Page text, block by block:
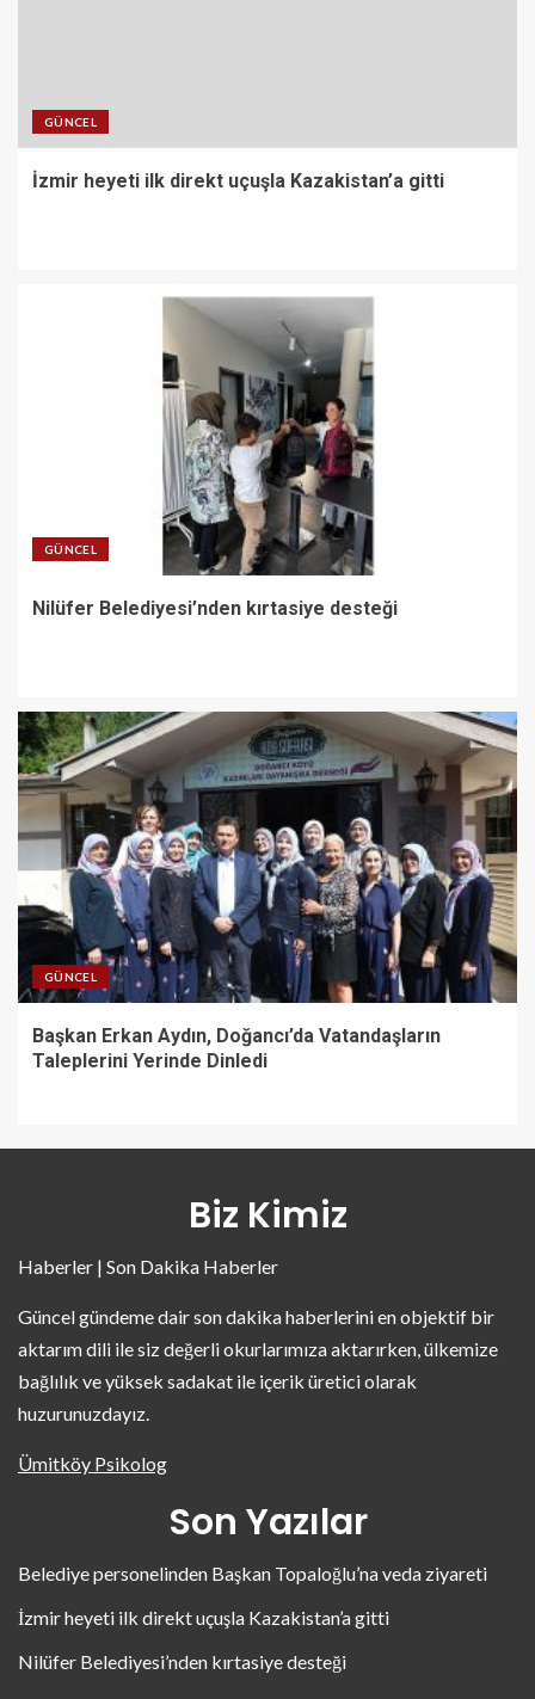
GÜNCEL
İzmir heyeti ilk direkt uçuşla Kazakistan’a gitti
GÜNCEL
Nilüfer Belediyesi’nden kırtasiye desteği
GÜNCEL
Başkan Erkan Aydın, Doğancı’da Vatandaşların
Taleplerini Yerinde Dinledi
Biz Kimiz
Haberler | Son Dakika Haberler
Güncel gündeme dair son dakika haberlerini en objektif bir
aktarım dili ile siz değerli okurlarımıza aktarırken, ülkemize
bağlılık ve yüksek sadakat ile içerik üretici olarak
huzurunuzdayız.
Ümitköy Psikolog
Son Yazılar
Belediye personelinden Başkan Topaloğlu’na veda ziyareti
İzmir heyeti ilk direkt uçuşla Kazakistan’a gitti
Nilüfer Belediyesi’nden kırtasiye desteği